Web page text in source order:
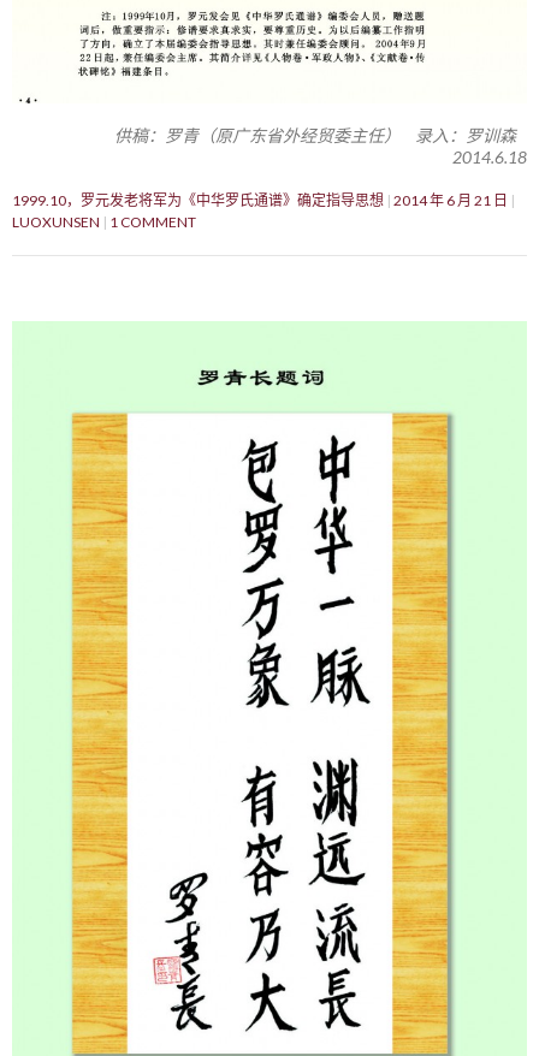
供稿：罗青（原广东省外经贸委主任） 录入：罗训森
2014.6.18
1999.10，罗元发老将军为《中华罗氏通谱》确定指导思想 2014 年 6 月 21 日
LUOXUNSEN
1 COMMENT